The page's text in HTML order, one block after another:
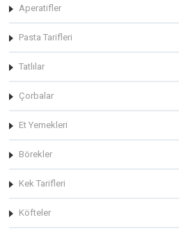
Aperatifler
Pasta Tarifleri
Tatlılar
Çorbalar
Et Yemekleri
Börekler
Kek Tarifleri
Köfteler